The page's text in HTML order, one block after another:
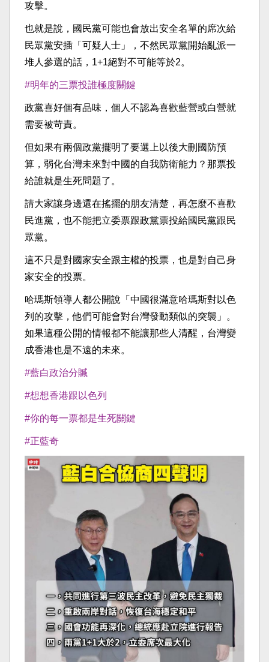
攻擊。
也就是說，國民黨可能也會放出安全名單的席次給
民眾黨安插「可疑人士」，不然民眾黨開始亂派一
堆人參選的話，1+1絕對不可能等於2。
#明年的三票投誰極度關鍵
政黨喜好個有品味，個人不認為喜歡藍營或白營就
需要被苛責。
但如果有兩個政黨擺明了要選上以後大刪國防預
算，弱化台灣未來對中國的自我防衛能力？那票投
給誰就是生死問題了。
請大家讓身邊還在搖擺的朋友清楚，再怎麼不喜歡
民進黨，也不能把立委票跟政黨票投給國民黨跟民
眾黨。
這不只是對國家安全跟主權的投票，也是對自己身
家安全的投票。
哈瑪斯領導人都公開說「中國很滿意哈瑪斯對以色
列的攻擊，他們可能會對台灣發動類似的突襲」。
如果這種公開的情報都不能讓那些人清醒，台灣變
成香港也是不遠的未來。
#藍白政治分贓
#想想香港跟以色列
#你的每一票都是生死關鍵
#正藍奇